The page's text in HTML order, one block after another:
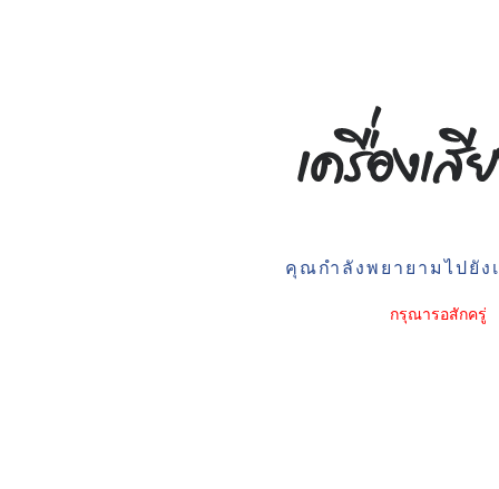
คุณกำลังพยายามไปยัง
กรุณารอสักครู่